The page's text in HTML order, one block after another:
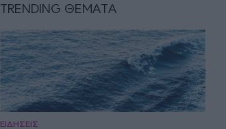
TRENDING ΘΕΜΑΤΑ
ΕΙΔΗΣΕΙΣ